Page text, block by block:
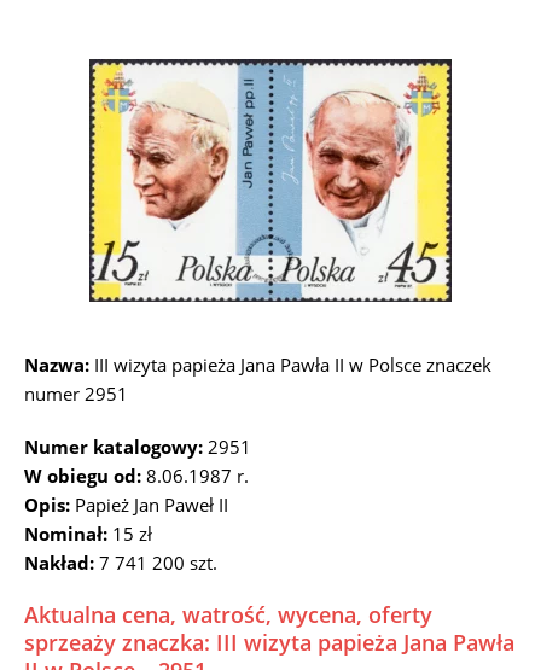
Nazwa: III wizyta papieża Jana Pawła II w Polsce znaczek
numer 2951
Numer katalogowy: 2951
W obiegu od: 8.06.1987 r.
Opis: Papież Jan Paweł II
Nominał: 15 zł
Nakład: 7 741 200 szt.
Aktualna cena, watrość, wycena, oferty
sprzeaży znaczka: III wizyta papieża Jana Pawła